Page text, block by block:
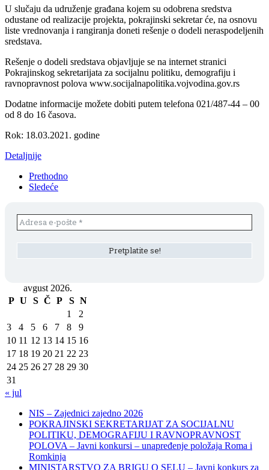
U slučaju da udruženje građana kojem su odobrena sredstva
odustane od realizacije projekta, pokrajinski sekretar će, na osnovu
liste vrednovanja i rangiranja doneti rešenje o dodeli neraspodeljenih
sredstava.
Rešenje o dodeli sredstava objavljuje se na internet stranici
Pokrajinskog sekretarijata za socijalnu politiku, demografiju i
ravnopravnost polova www.socijalnapolitika.vojvodina.gov.rs
Dodatne informacije možete dobiti putem telefona 021/487-44 – 00
od 8 do 16 časova.
Rok: 18.03.2021. godine
Detaljnije
Prethodno
Sledeće
avgust 2026.
P U S Č P S N
1
2
3
4 5 6 7 8
9
10 11 12 13 14 15 16
17 18 19 20 21 22 23
24 25 26 27 28 29 30
31
« jul
NIS – Zajednici zajedno 2026
POKRAJINSKI SEKRETARIJAT ZA SOCIJALNU
POLITIKU, DEMOGRAFIJU I RAVNOPRAVNOST
POLOVA – Javni konkursi – unapređenje položaja Roma i
Romkinja
MINISTARSTVO ZA BRIGU O SELU – Javni konkurs za